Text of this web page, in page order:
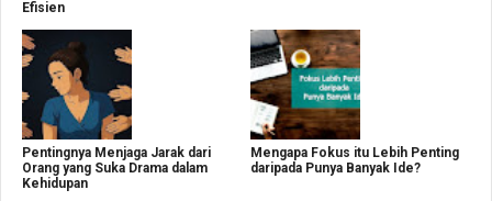
Efisien
Pentingnya Menjaga Jarak dari
Orang yang Suka Drama dalam
Kehidupan
Mengapa Fokus itu Lebih Penting
daripada Punya Banyak Ide?